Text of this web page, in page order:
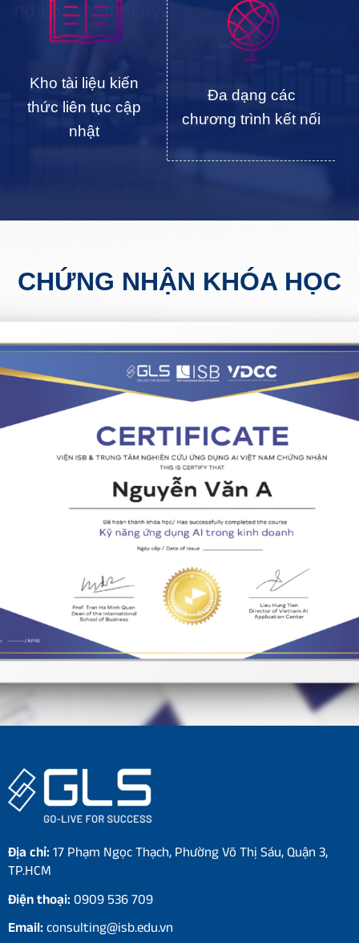
Kho tài liệu kiến
thức liên tục cập
nhật
Đa dạng các
chương trình kết nối
CHỨNG NHẬN KHÓA HỌC
Địa chỉ: 17 Phạm Ngọc Thạch, Phường Võ Thị Sáu, Quận 3,
TP.HCM
Điện thoại: 0909 536 709
Email: consulting@isb.edu.vn